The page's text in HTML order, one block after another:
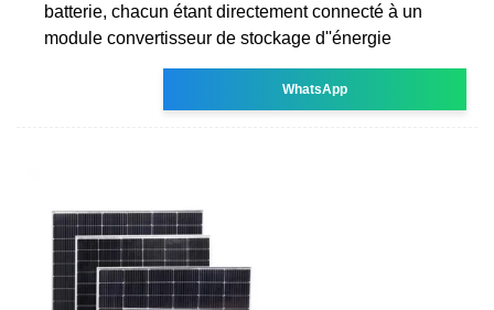
batterie, chacun étant directement connecté à un
module convertisseur de stockage d''énergie
WhatsApp